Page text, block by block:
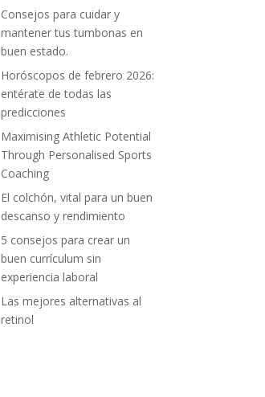
Consejos para cuidar y
mantener tus tumbonas en
buen estado.
Horóscopos de febrero 2026:
entérate de todas las
predicciones
Maximising Athletic Potential
Through Personalised Sports
Coaching
El colchón, vital para un buen
descanso y rendimiento
5 consejos para crear un
buen currículum sin
experiencia laboral
Las mejores alternativas al
retinol